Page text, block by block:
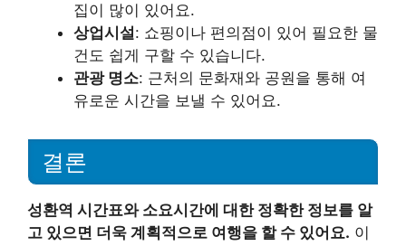
집이 많이 있어요.
상업시설: 쇼핑이나 편의점이 있어 필요한 물
건도 쉽게 구할 수 있습니다.
관광 명소: 근처의 문화재와 공원을 통해 여
유로운 시간을 보낼 수 있어요.
결론
성환역 시간표와 소요시간에 대한 정확한 정보를 알
고 있으면 더욱 계획적으로 여행을 할 수 있어요. 이